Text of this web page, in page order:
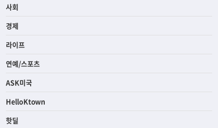
전체
사회
경제
라이프
연예/스포츠
ASK미국
HelloKtown